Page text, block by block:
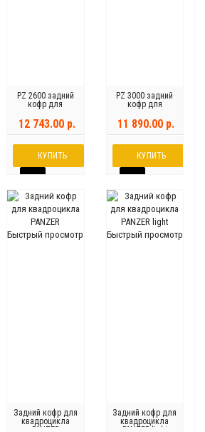
PZ 2600 задний
кофр для
12 743.00 р.
КУПИТЬ
PZ 3000 задний
кофр для
11 890.00 р.
КУПИТЬ
Быстрый просмотр
Задний кофр для
квадроцикла
Быстрый просмотр
Задний кофр для
квадроцикла